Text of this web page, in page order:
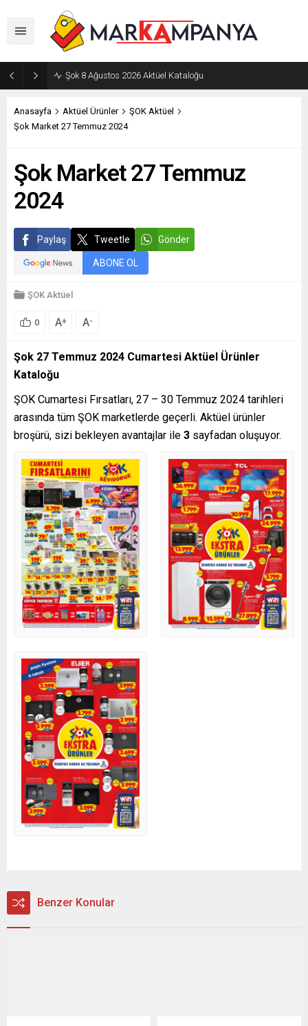
Şok 8 Ağustos 2026 Aktüel Kataloğu
Anasayfa Aktüel Ürünler
ŞOK Aktüel
Şok Market 27 Temmuz 2024
Şok Market 27 Temmuz
2024
Paylaş Tweetle Gönder
ABONE OL
ŞOK Aktüel
0 A+ A-
Şok 27 Temmuz 2024 Cumartesi Aktüel Ürünler
Kataloğu
ŞOK Cumartesi Fırsatları, 27 – 30 Temmuz 2024 tarihleri
arasında tüm ŞOK marketlerde geçerli. Aktüel ürünler
broşürü, sizi bekleyen avantajlar ile 3 sayfadan oluşuyor.
Benzer Konular